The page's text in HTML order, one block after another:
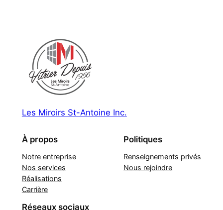
Les Miroirs St-Antoine Inc.
À propos
Notre entreprise
Nos services
Réalisations
Carrière
Politiques
Renseignements privés
Nous rejoindre
Réseaux sociaux